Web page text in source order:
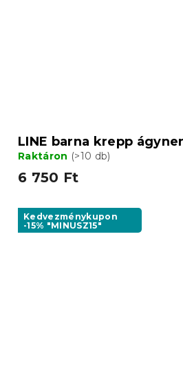
LINE barna krepp
Raktáron (>10 db)
6 750 Ft
Kedvezménykupon
-15% "MINUSZ15"